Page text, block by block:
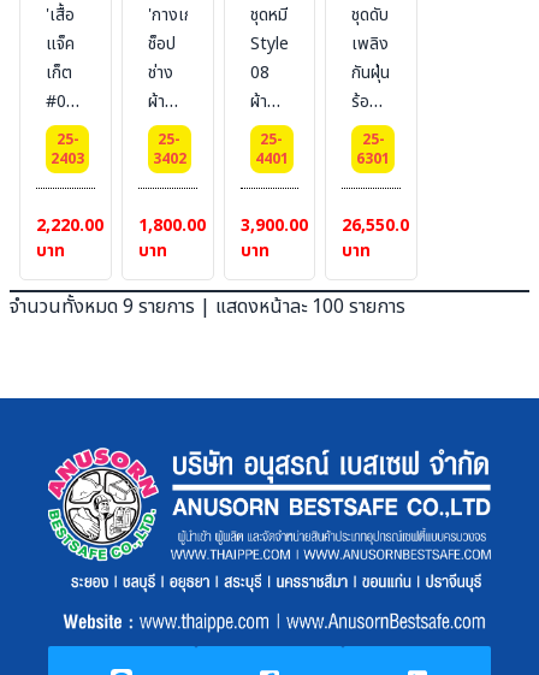
รัดหัว
ท้าย
สี
กรมท่า
#
BESTSAFE
เหล็ก
BESTSAFE
FRC
ผ้า
TOPSAFE
PROSPLASH
TM,
#เอี้
ยม
คล้อง
คอ
ได้
fabric
weight
260
g ,
NFPA70E
,NFPA2112
หลอม
#
BESTSAFE
หลอม
#
BESTSAFE
260
'เสื้อ
แจ็ค
เก็ต
#03
ผ้ากัน
ไฟ
+กัน
น้ำ
เหล็ก
BESTSAFE
FRC
#Style
แขน
ยาว
(แบบ
เวลโก
PREMIUM
25-
2403
2,220.00
บาท
'กางเกง
ช็อป
ช่าง
ผ้ากัน
ไฟ
TOPSAFE
PROSPLASH
สำหรับ
ป้องกัน
ไฟ
กันน้ำ
เอว) :
สีกรม
25-
3402
1,800.00
บาท
ชุดหมี
Style
08
ผ้ากัน
ไฟ
กันน้ำ
เหล็ก
TS-
PROSPLAH-
W-
D3
330gsm
Color
:
NAVY
BLUE
25-
4401
3,900.00
บาท
ชุดดับ
เพลิง
กันฝุ่น
ร้อน
(ชุด
โรง
ปูน)
LAKELAND
25-
6301
26,550.00
บาท
จำนวนทั้งหมด 9 รายการ | แสดงหน้าละ 100 รายการ